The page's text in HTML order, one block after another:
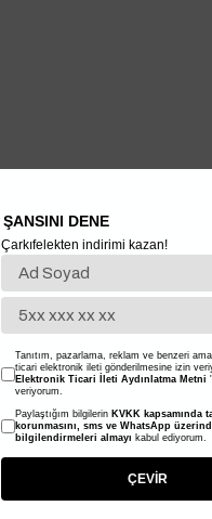
ŞANSINI DENE
Çarkıfelekten indirimi kazan!
Tanıtım, pazarlama, reklam ve benzeri
ticari elektronik ileti gönderilmesine izin
Elektronik Ticari İleti Aydınlatma Metni
veriyorum.
Paylaştığım bilgilerin KVKK kapsamında
korunmasını, sms ve WhatsApp
bilgilendirmeleri almayı kabul ediyorum.
ÇEVİR